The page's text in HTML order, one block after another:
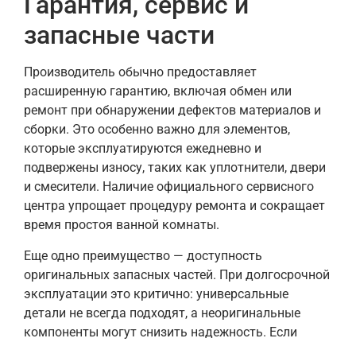
запасные части
Производитель обычно предоставляет
расширенную гарантию, включая обмен или
ремонт при обнаружении дефектов материалов и
сборки. Это особенно важно для элементов,
которые эксплуатируются ежедневно и
подвержены износу, таких как уплотнители, двери
и смесители. Наличие официального сервисного
центра упрощает процедуру ремонта и сокращает
время простоя ванной комнаты.
Еще одно преимущество — доступность
оригинальных запасных частей. При долгосрочной
эксплуатации это критично: универсальные
детали не всегда подходят, а неоригинальные
компоненты могут снизить надежность. Если